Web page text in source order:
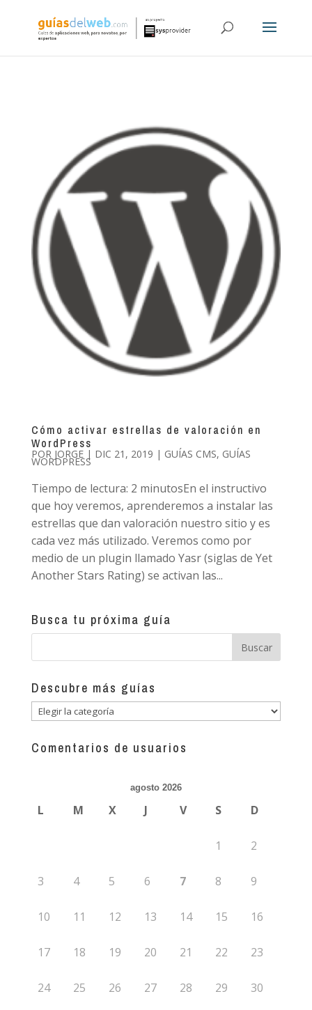
Cómo activar estrellas de valoración en
WordPress
POR JORGE| DIC 21, 2019 | GUÍAS CMS, GUÍAS
WORDPRESS
Tiempo de lectura: 2 minutosEn el instructivo
que hoy veremos, aprenderemos a instalar las
estrellas que dan valoración nuestro sitio y es
cada vez más utilizado. Veremos como por
medio de un plugin llamado Yasr (siglas de Yet
Another Stars Rating) se activan las...
Busca tu próxima guía
Descubre más guías
Descubre
guías
Comentarios de usuarios
agosto 2026
L M X J V S D
1 2
3 4 5 6 7 8 9
10 11 12 13 14 15 16
17 18 19 20 21 22 23
24 25 26 27 28 29 30